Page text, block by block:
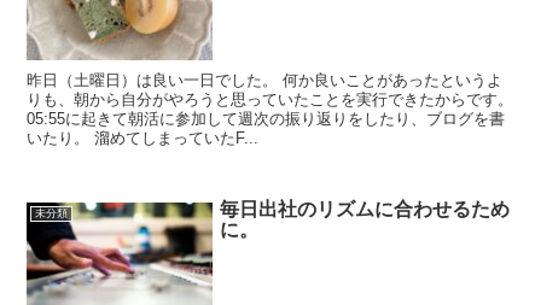
昨日（土曜日）は良い一日でした。 何か良いことがあったというよ
りも、朝から自分がやろうと思っていたことを実行できたからです。
05:55に起きて朝活に参加して週次の振り返りをしたり、ブログを書
いたり。 溜めてしまっていたF...
未分類
毎日出社のリズムに合わせるため
に。